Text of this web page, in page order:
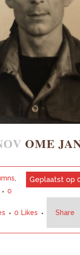
OME
Geplaatst op
,
0
0 Likes Share